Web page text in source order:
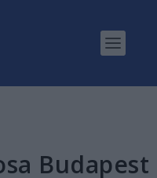
Budapest